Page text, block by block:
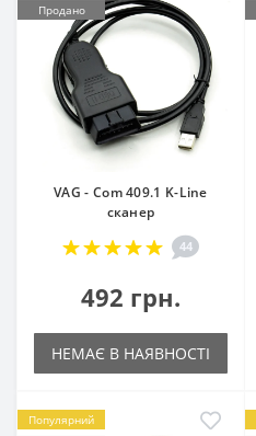
Продано
VAG - Com 409.1 K-Line
сканер
44
492 грн.
НЕМАЄ В НАЯВНОСТІ
Популярний